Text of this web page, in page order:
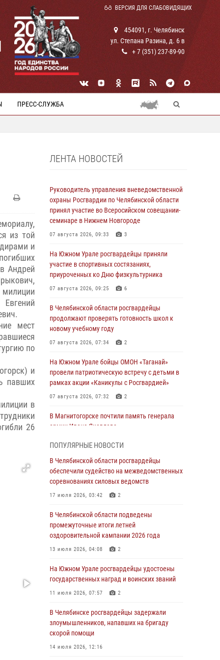
ВЕРСИЯ ДЛЯ СЛАБОВИДЯЩИХ
454091, г. Челябинск
ул. Степана Разина, д. 6 в
+ 7 (351) 237-89-90
ПРЕСС-СЛУЖБА
из той
и
Андрей
мест
по
и
павших
в
26
ЛЕНТА НОВОСТЕЙ
Руководитель управления вневедомственной
охраны Росгвардии по Челябинской области
принял участие во Всеросийском совещании-
семинаре в Нижнем Новгороде
07 августа 2026, 09:33 3
На Южном Урале росгвардейцы приняли
участие в спортивных состязаниях,
приуроченных ко Дню физкультурника
07 августа 2026, 09:25 6
В Челябинской области росгвардейцы
продолжают проверять готовность школ к
новому учебному году
07 августа 2026, 07:34 2
На Южном Урале бойцы ОМОН «Таганай»
провели патриотическую встречу с детьми в
рамках акции «Каникулы с Росгвардией»
07 августа 2026, 07:32 2
В Магнитогорске почтили память генерала
армии Ивана Яковлева
В Магнитогорске сотрудники Росгвардии
задержали рецидивиста за хищение алкоголя
из супермаркета
05 августа 2026, 06:06
На Южном Урале спецназ Росгвардии провел
военно-полевые сборы для кадетов
04 августа 2026, 10:03 1
воров в Челябинске
04 августа 2026, 10:00
задержали подозреваемого в совершении
убийства
03 августа 2026, 11:41
ПОПУЛЯРНЫЕ НОВОСТИ
В Челябинской области росгвардейцы
обеспечили судейство на межведомственных
соревнованиях силовых ведомств
17 июля 2026, 03:42 2
В Челябинской области подведены
промежуточные итоги летней
оздоровительной кампании 2026 года
13 июля 2026, 04:08 2
На Южном Урале росгвардейцы удостоены
государственных наград и воинских званий
11 июля 2026, 07:57 2
В Челябинске росгвардейцы задержали
злоумышленников, напавших на бригаду
скорой помощи
14 июля 2026, 12:16